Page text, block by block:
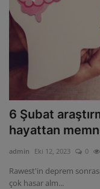
6 Şubat
hayattan
admin Eki 12, 2023 0
Rawest'in deprem
çok hasar alm...